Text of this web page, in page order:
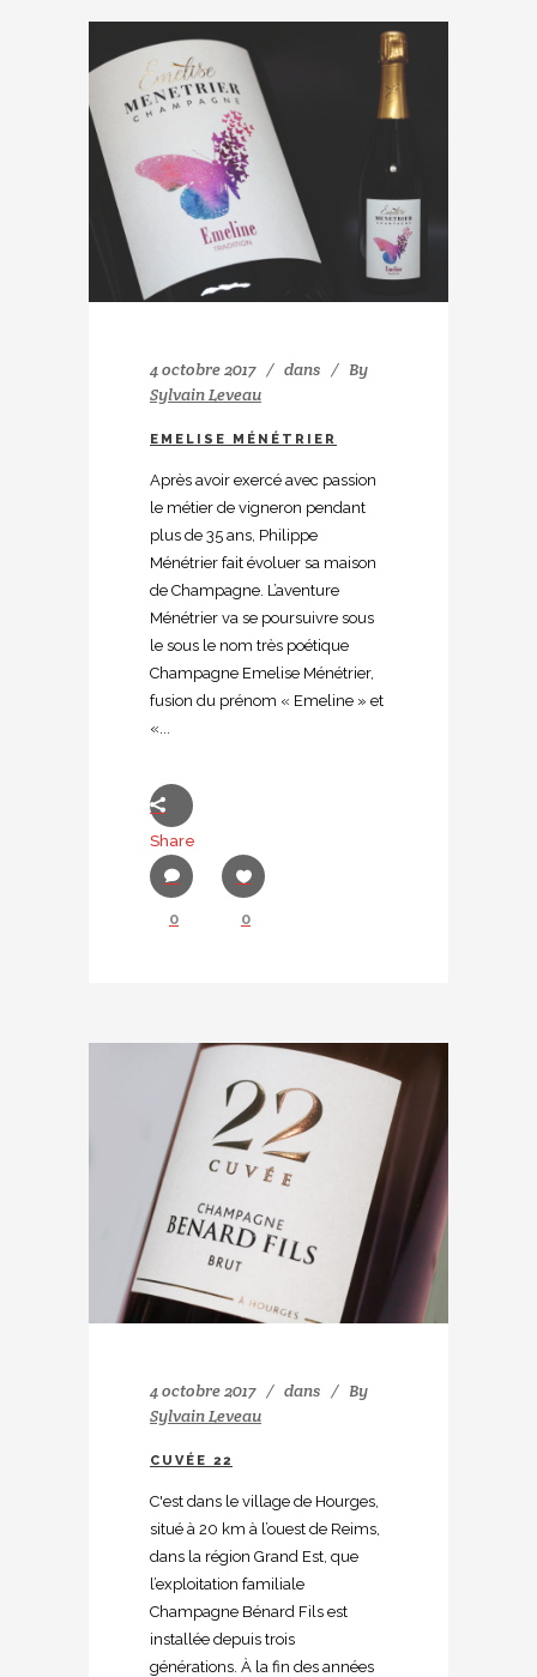
4 octobre 2017 dans
By
Sylvain Leveau
EMELISE MÉNÉTRIER
Après avoir exercé avec passion
le métier de vigneron pendant
plus de 35 ans, Philippe
Ménétrier fait évoluer sa maison
de Champagne. L’aventure
Ménétrier va se poursuivre sous
le sous le nom très poétique
Champagne Emelise Ménétrier,
fusion du prénom « Emeline » et
«...
Share
0 0
4 octobre 2017 dans
By
Sylvain Leveau
CUVÉE 22
C'est dans le village de Hourges,
situé à 20 km à l’ouest de Reims,
dans la région Grand Est, que
l’exploitation familiale
Champagne Bénard Fils est
installée depuis trois
générations. À la fin des années